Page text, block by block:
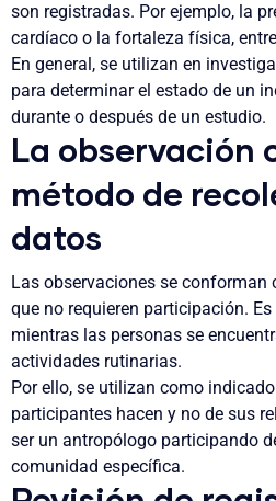
son registradas. Por ejemplo, la
cardíaco o la fortaleza física,
En general, se utilizan en
para determinar el estado de un
durante o después de un estudio.
La observación
método de
datos
Las observaciones se
que no requieren participación.
mientras las personas se
actividades rutinarias.
Por ello, se utilizan como
participantes hacen y no de sus
ser un antropólogo participando
comunidad específica.